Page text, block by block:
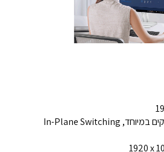
‎4 צדדים דקים במיוחד, In-Plane Switching